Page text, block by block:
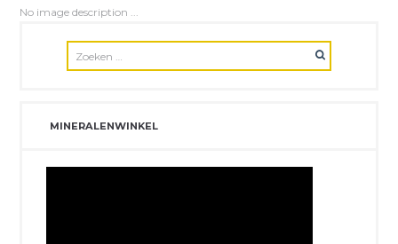
No image description ...
MINERALENWINKEL